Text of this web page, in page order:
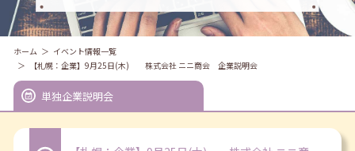
ホーム
イベント情報一覧
【札幌：企業】9月25日(木) 株式会社 ニニ商会 企業説明会
単独企業説明会